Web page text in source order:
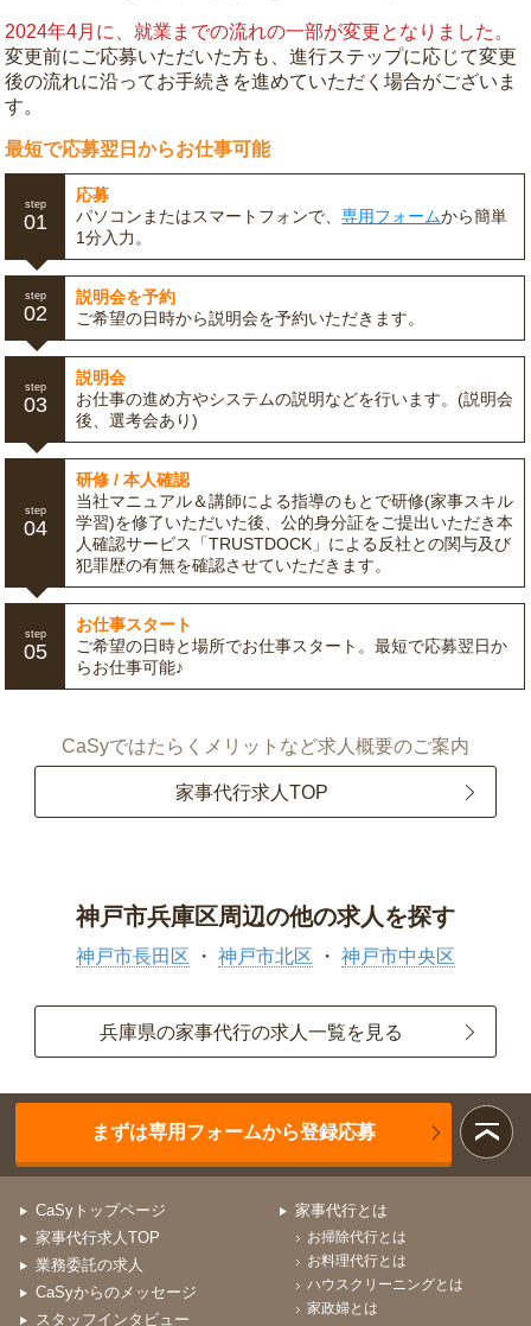
2024年4月に、就業までの流れの一部が変更となりました。
変更前にご応募いただいた方も、進行ステップに応じて変更
後の流れに沿ってお手続きを進めていただく場合がございま
す。
最短で応募翌日からお仕事可能
step
01
応募
パソコンまたはスマートフォンで、専用フォームから簡単
1分入力。
step
02
説明会を予約
ご希望の日時から説明会を予約いただきます。
step
03
説明会
お仕事の進め方やシステムの説明などを行います。(説明会
後、選考会あり)
step
04
研修 / 本人確認
当社マニュアル＆講師による指導のもとで研修(家事スキル
学習)を修了いただいた後、公的身分証をご提出いただき本
人確認サービス「TRUSTDOCK」による反社との関与及び
犯罪歴の有無を確認させていただきます。
step
05
お仕事スタート
ご希望の日時と場所でお仕事スタート。最短で応募翌日か
らお仕事可能♪
CaSyではたらくメリットなど求人概要のご案内
家事代行求人TOP
神戸市兵庫区周辺の他の求人を探す
神戸市長田区 神戸市北区 神戸市中央区
兵庫県の家事代行の求人一覧を見る
まずは専用フォームから登録応募
CaSyトップページ
家事代行求人TOP
業務委託の求人
CaSyからのメッセージ
スタッフインタビュー
家事代行とは
お掃除代行とは
お料理代行とは
ハウスクリーニングとは
家政婦とは